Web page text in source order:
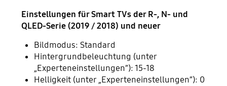
Einstellungen für Smart TVs der R-, N- und
QLED-Serie (2019 / 2018) und neuer
Bildmodus: Standard
Hintergrundbeleuchtung (unter
„Experteneinstellungen”): 15-18
Helligkeit (unter „Experteneinstellungen”): 0